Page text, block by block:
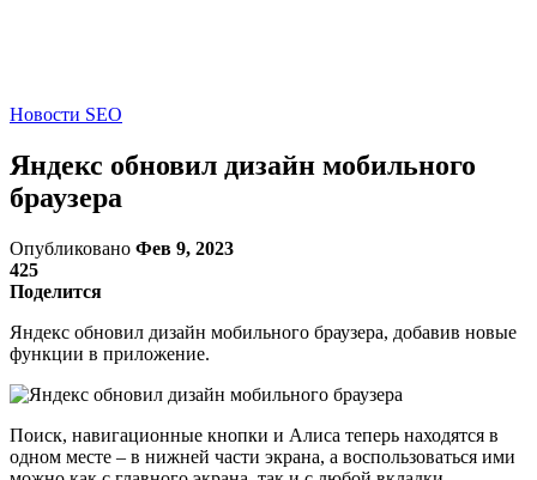
Новости SEO
Яндекс обновил дизайн мобильного
браузера
Опубликовано Фев 9, 2023
425
Поделится
Яндекс обновил дизайн мобильного браузера, добавив новые
функции в приложение.
Поиск, навигационные кнопки и Алиса теперь находятся в
одном месте – в нижней части экрана, а воспользоваться ими